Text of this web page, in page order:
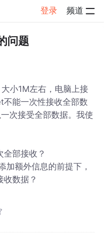
登录 频道
详情
问题
小1M左右，电脑上接
能一次性接收全部数
次接受全部数据。我使
全部接收？
加额外信息的前提下，
数据？